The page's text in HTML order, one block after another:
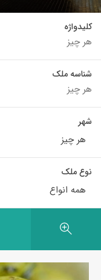
کلیدواژه
شناسه ملک
شهر
هر چیز
نوع ملک
همه انواع